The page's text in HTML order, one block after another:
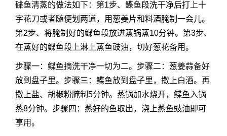
碟鱼清蒸的做法如下：第1步、鲽鱼段洗干净后打上十
字花刀或者随便划两道，用葱姜片和料酒腌制一会儿。
第2步、将腌制好的鲽鱼段放进蒸锅蒸10分钟。第3步、
在蒸好的鲽鱼段上淋上蒸鱼豉油，切好葱花备用。
步骤一：鲽鱼摘洗干净一切为二。步骤二：葱姜蒜备好
放到盘子里。步骤三：鲽鱼放到盘子里，撒上白酒。再
撒上盐、胡椒粉腌制5分钟。蒸锅加水烧开，鲽鱼入锅
蒸8分钟。步骤四：蒸好的鱼取出，浇上蒸鱼豉油即可
享用。